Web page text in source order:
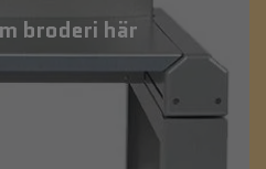
broderi här